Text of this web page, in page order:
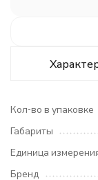
Кол-во в упаковке
Габариты
Единица
Бренд